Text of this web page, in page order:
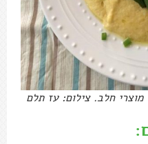
חלב. צילום: עז תלם